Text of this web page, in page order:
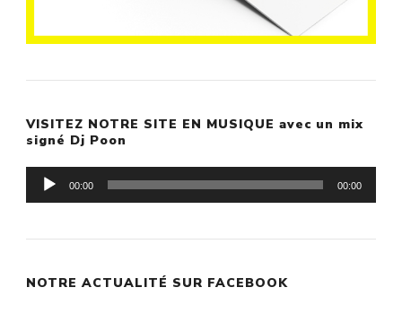
VISITEZ NOTRE SITE EN MUSIQUE avec un mix
signé Dj Poon
Lecteur
audio
00:00 00:00
NOTRE ACTUALITÉ SUR FACEBOOK